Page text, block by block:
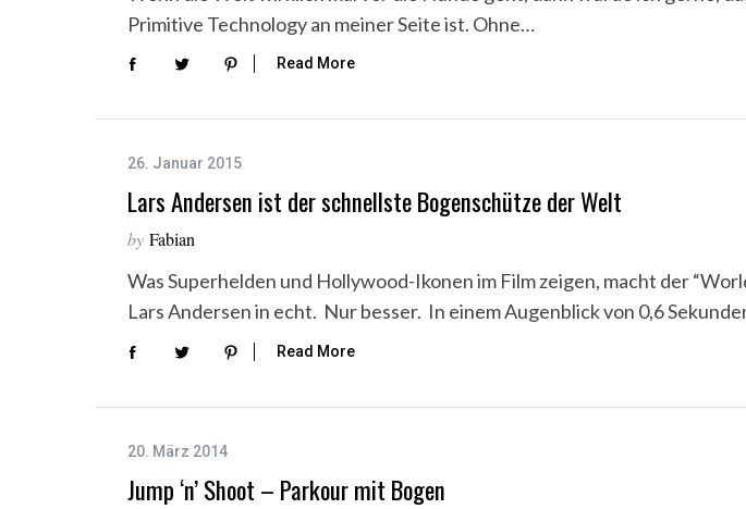
Primitive Technology an meiner Seite ist. Ohne…
Read More
26. Januar 2015
Lars Andersen ist der schnellste Bogenschütze der Welt
by Fabian
Was Superhelden und Hollywood-Ikonen im Film zeigen, macht der
Lars Andersen in echt. Nur besser. In einem Augenblick von 0,6
Read More
20. März 2014
Jump ‘n’ Shoot – Parkour mit Bogen
e
a
c
f
r
: